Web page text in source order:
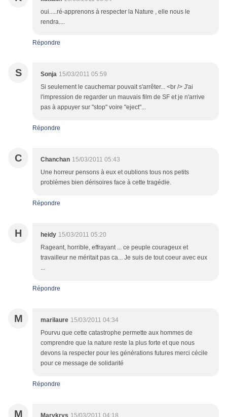
oui.....ré-apprenons à respecter la Nature , elle nous le
rendra....
Répondre
S Sonja 15/03/2011 05:59
Si seulement le cauchemar pouvait s'arrêter... <br /> J'ai
l'impression de regarder un mauvais film de SF et je n'arrive
pas à appuyer sur "stop" voire "eject"...
Répondre
C Chanchan 15/03/2011 05:43
Une horreur pensons à eux et oublions tous nos petits
problèmes bien dérisoires face à cette tragédie.
Répondre
H heidy 15/03/2011 05:20
Rageant, horrible, effrayant ... ce peuple courageux et
travailleur ne méritait pas ca... Je suis de tout coeur avec eux
...
Répondre
M marilaure 15/03/2011 04:34
Pourvu que cette catastrophe permette aux hommes de
comprendre que la nature reste la plus forte et que nous
devons la respecter pour les générations futures merci cécile
pour ce message de solidarité
Répondre
M Marykrys 15/03/2011 04:18